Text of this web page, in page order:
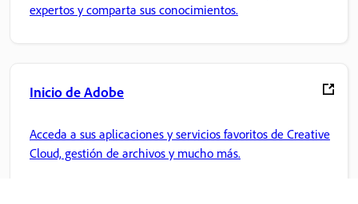
expertos y comparta sus conocimientos.
Inicio de Adobe
Acceda a sus aplicaciones y servicios favoritos de Creative
Cloud, gestión de archivos y mucho más.